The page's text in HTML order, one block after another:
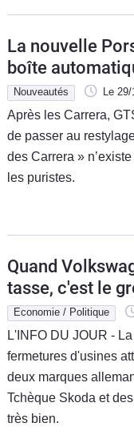
La nouvelle
boîte
Nouveautés Le
Après les Carrera,
de passer au
des Carrera »
les puristes.
Quand
tasse, c'est le
Economie / Politique
L'INFO DU JOUR -
fermetures d'usines
deux marques
Tchèque Skoda et
très bien.